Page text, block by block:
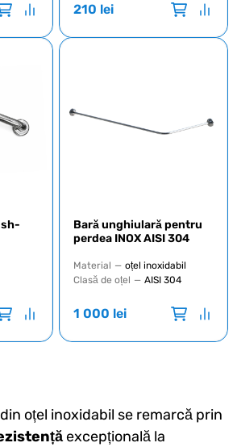
210 lei
Bară unghiulară pentru
perdea INOX AISI 304
Material — oțel inoxidabil
Clasă de oțel — AISI 304
1 000 lei
oțel inoxidabil se remarcă prin
excepțională la